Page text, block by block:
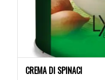
CREMA DI SPINACI